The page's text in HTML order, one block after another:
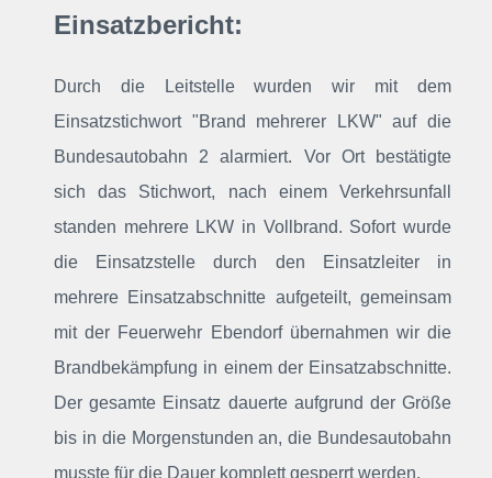
Einsatzbericht:
Durch die Leitstelle wurden wir mit dem
Einsatzstichwort "Brand mehrerer LKW" auf die
Bundesautobahn 2 alarmiert. Vor Ort bestätigte
sich das Stichwort, nach einem Verkehrsunfall
standen mehrere LKW in Vollbrand. Sofort wurde
die Einsatzstelle durch den Einsatzleiter in
mehrere Einsatzabschnitte aufgeteilt, gemeinsam
mit der Feuerwehr Ebendorf übernahmen wir die
Brandbekämpfung in einem der Einsatzabschnitte.
Der gesamte Einsatz dauerte aufgrund der Größe
bis in die Morgenstunden an, die Bundesautobahn
musste für die Dauer komplett gesperrt werden.